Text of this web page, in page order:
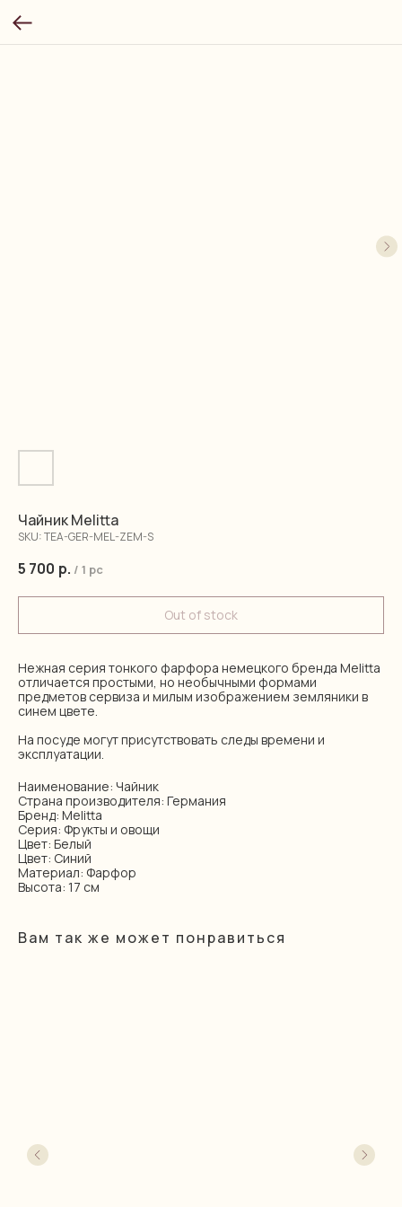
Чайник Melitta
SKU:TEA-GER-MEL-ZEM-S
5 700 р. / 1 pc
Out of stock
Нежная серия тонкого фарфора немецкого бренда Melitta
отличается простыми, но необычными формами
предметов сервиза и милым изображением земляники в
синем цвете.
На посуде могут присутствовать следы времени и
эксплуатации.
Наименование: Чайник
Страна производителя: Германия
Бренд: Melitta
Серия: Фрукты и овощи
Цвет: Белый
Цвет: Синий
Материал: Фарфор
Высота: 17 см
Вам так же может понравиться